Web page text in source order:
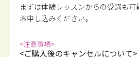
まずは体験レッスンからの受講も可
お申し込みください。
<注意事項>
<ご購入後のキャンセルについて>